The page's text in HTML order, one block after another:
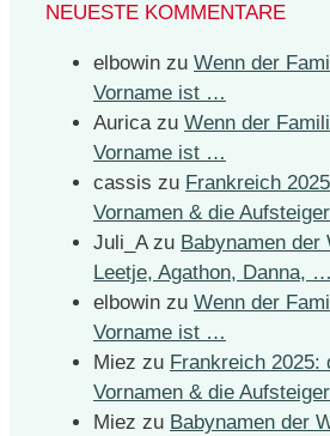
NEUESTE KOMMENTARE
elbowin zu Wenn der
Vorname ist …
Auricazu Wenn der
Vorname ist …
cassis zu Frankreich
Vornamen & die Aufsteiger
Juli_Azu Babynamen der
Leetje, Agathon, Danna, …
elbowin zu Wenn der
Vorname ist …
Miez zu Frankreich 2025:
Vornamen & die Aufsteiger
Miez zu Babynamen der